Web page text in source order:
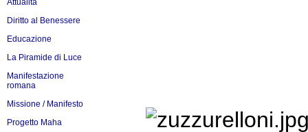
Attualità
Diritto al Benessere
Educazione
La Piramide di Luce
Manifestazione
romana
Missione / Manifesto
Progetto Maha